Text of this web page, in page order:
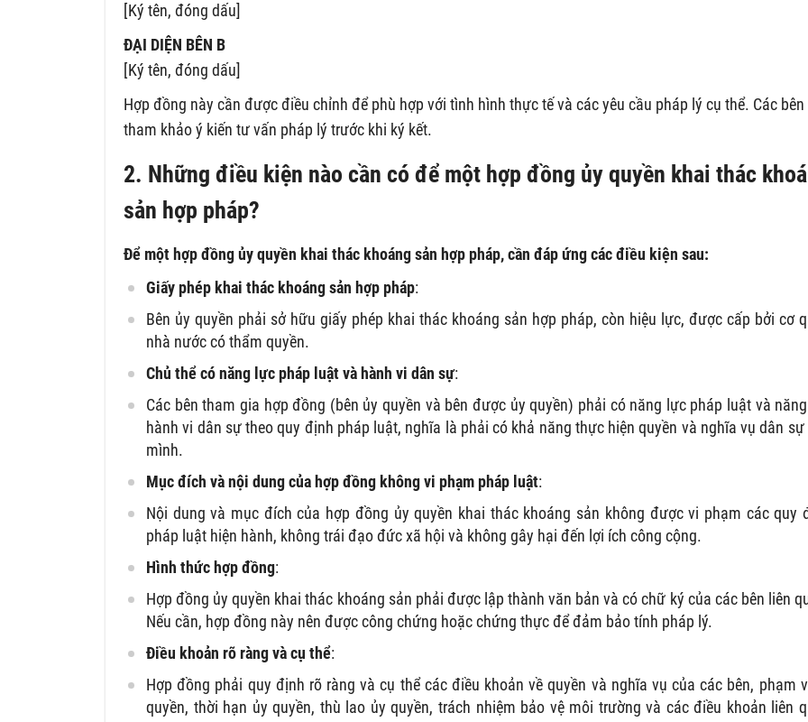
[Ký tên, đóng dấu]
ĐẠI DIỆN BÊN B
[Ký tên, đóng dấu]
Hợp đồng này cần được điều chỉnh để phù hợp với tình hình thực tế và các yêu cầu pháp lý cụ thể. Các bên
tham khảo ý kiến tư vấn pháp lý trước khi ký kết.
2. Những điều kiện nào cần có để một hợp đồng ủy quyền khai thác
sản hợp pháp?
Để một hợp đồng ủy quyền khai thác khoáng sản hợp pháp, cần đáp ứng các điều kiện sau:
Giấy phép khai thác khoáng sản hợp pháp:
Bên ủy quyền phải sở hữu giấy phép khai thác khoáng sản hợp pháp, còn hiệu lực, được cấp bởi cơ
nhà nước có thẩm quyền.
Chủ thể có năng lực pháp luật và hành vi dân sự:
Các bên tham gia hợp đồng (bên ủy quyền và bên được ủy quyền) phải có năng lực pháp luật và
hành vi dân sự theo quy định pháp luật, nghĩa là phải có khả năng thực hiện quyền và nghĩa vụ dân sự
mình.
Mục đích và nội dung của hợp đồng không vi phạm pháp luật:
Nội dung và mục đích của hợp đồng ủy quyền khai thác khoáng sản không được vi phạm các quy
pháp luật hiện hành, không trái đạo đức xã hội và không gây hại đến lợi ích công cộng.
Hình thức hợp đồng:
Hợp đồng ủy quyền khai thác khoáng sản phải được lập thành văn bản và có chữ ký của các bên liên
Nếu cần, hợp đồng này nên được công chứng hoặc chứng thực để đảm bảo tính pháp lý.
Điều khoản rõ ràng và cụ thể:
Hợp đồng phải quy định rõ ràng và cụ thể các điều khoản về quyền và nghĩa vụ của các bên, phạm
quyền, thời hạn ủy quyền, thù lao ủy quyền, trách nhiệm bảo vệ môi trường và các điều khoản liên